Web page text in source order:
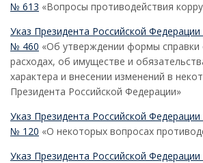
№ 613 «Вопросы противодействия
Указ Президента Российской
№ 460 «Об утверждении формы справки
расходах, об имуществе и
характера и внесении изменений в
Президента Российской Федерации»
Указ Президента Российской
№ 120 «О некоторых вопросах
Указ Президента Российской